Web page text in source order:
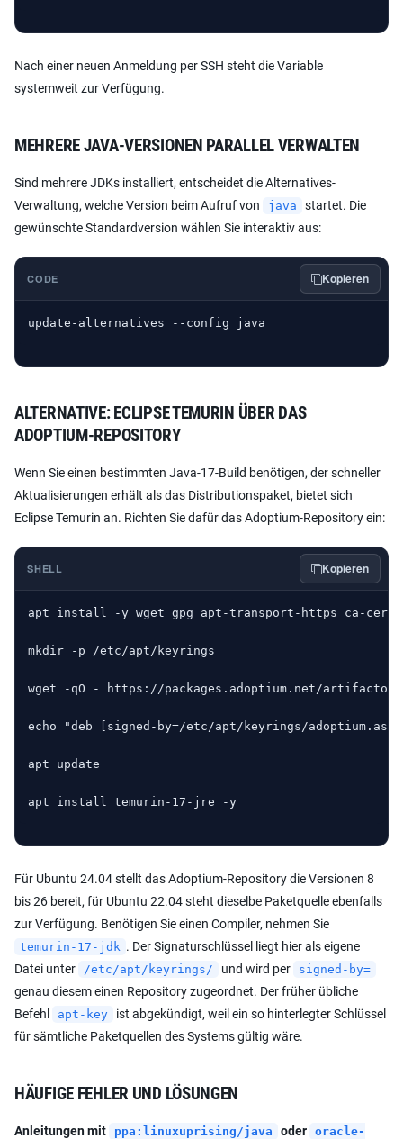
Nach einer neuen Anmeldung per SSH steht die Variable
systemweit zur Verfügung.
MEHRERE JAVA-VERSIONEN PARALLEL VERWALTEN
Sind mehrere JDKs installiert, entscheidet die Alternatives-
Verwaltung, welche Version beim Aufruf von
java
startet. Die
gewünschte Standardversion wählen Sie interaktiv aus:
CODE Kopieren
update-alternatives --config java
ALTERNATIVE: ECLIPSE TEMURIN ÜBER DAS
ADOPTIUM-REPOSITORY
Wenn Sie einen bestimmten Java-17-Build benötigen, der schneller
Aktualisierungen erhält als das Distributionspaket, bietet sich
Eclipse Temurin an. Richten Sie dafür das Adoptium-Repository ein:
SHELL Kopieren
apt install -y wget gpg apt-transport-https ca-
mkdir -p /etc/apt/keyrings
wget -qO - https://packages.adoptium.net/
echo "deb [signed-by=/etc/apt/keyrings/
apt update
apt install temurin-17-jre -y
Für Ubuntu 24.04 stellt das Adoptium-Repository die Versionen 8
bis 26 bereit, für Ubuntu 22.04 steht dieselbe Paketquelle ebenfalls
zur Verfügung. Benötigen Sie einen Compiler, nehmen Sie
temurin-17-jdk . Der Signaturschlüssel liegt hier als eigene
Datei unter
/etc/apt/keyrings/ und wird per signed-by=
genau diesem einen Repository zugeordnet. Der früher übliche
Befehl
apt-key
ist abgekündigt, weil ein so hinterlegter Schlüssel
für sämtliche Paketquellen des Systems gültig wäre.
HÄUFIGE FEHLER UND LÖSUNGEN
Anleitungen mit ppa:linuxuprising/java oder oracle-